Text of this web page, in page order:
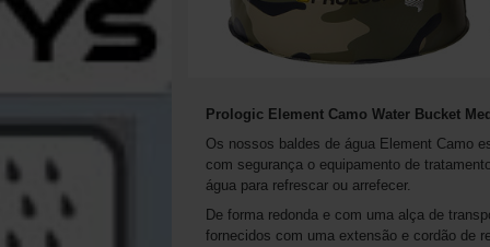
Prologic Element Camo Water Bucket
Os nossos baldes de água Element Camo
com segurança o equipamento de
água para refrescar ou arrefecer.
De forma redonda e com uma alça de
fornecidos com uma extensão e cordão de